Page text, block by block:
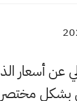
عن
بشكل